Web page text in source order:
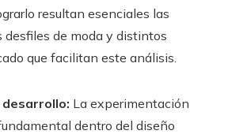
resultan esenciales las
desfiles de moda y distintos
que facilitan este análisis.
La experimentación
dentro del diseño